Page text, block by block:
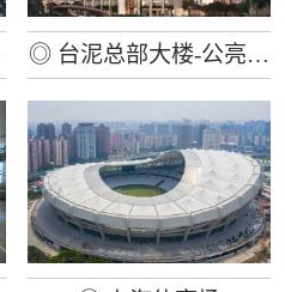
◎ 台泥总部大楼-公亮大
厦